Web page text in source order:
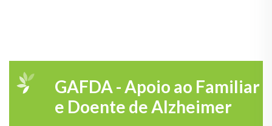
GAFDA - Apoio ao Familiar
e Doente de Alzheimer